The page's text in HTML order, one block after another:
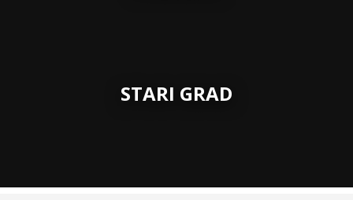
STARI GRAD